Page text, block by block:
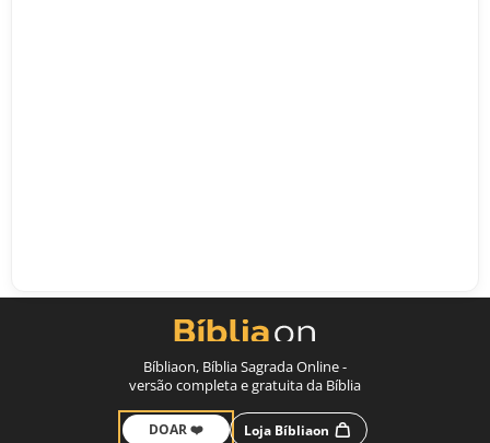
Bíbliaon, Bíblia Sagrada Online -
versão completa e gratuita da Bíblia
DOAR ❤️ Loja Bíbliaon